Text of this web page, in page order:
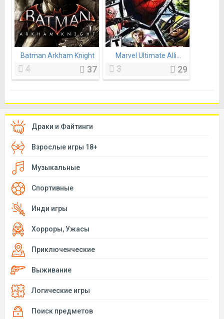
Batman Arkham Knight
4 37
Marvel Ultimate Alli...
3 29
Драки и Файтинги
Взрослые игры 18+
Музыкальные
Спортивные
Инди игры
Хорроры, Ужасы
Приключенческие
Выживание
Логические игры
Поиск предметов